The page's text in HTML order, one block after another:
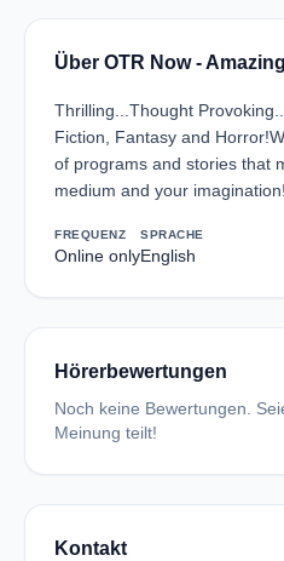
Über OTR Now -
Thrilling...Thought
Fiction, Fantasy and
of programs and stories that
medium and your imagination!
FREQUENZ
Online only
SPRACHE
English
Hörerbewertungen
Noch keine Bewertungen.
Meinung teilt!
Kontakt